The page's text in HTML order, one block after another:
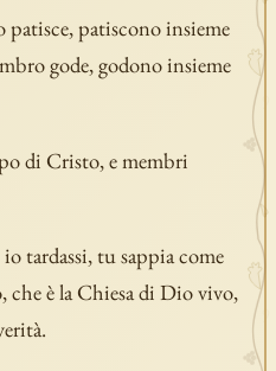
patisce, patiscono insieme
gode, godono insieme
di Cristo, e membri
tardassi, tu sappia come
è la Chiesa di Dio vivo,